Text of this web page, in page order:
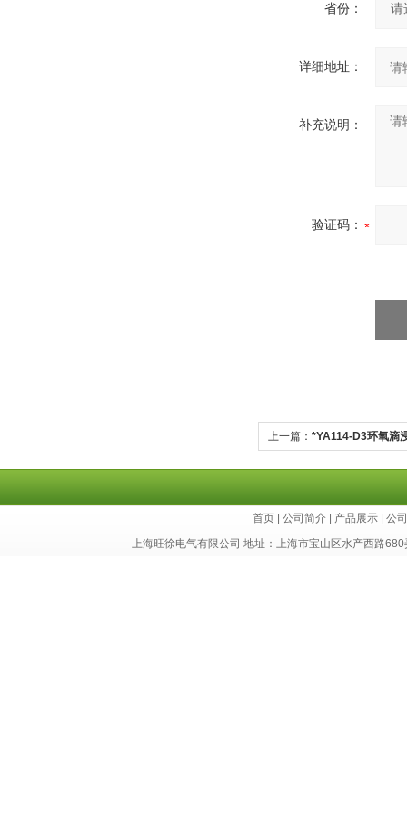
省份：
详细地址：
补充说明：
验证码：
上一篇： *YA114-D3环氧滴
首页 |公司简介 产品展示 |公
上海旺徐电气有限公司 地址：上海市宝山区水产西路